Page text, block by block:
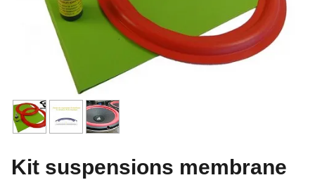
Kit suspensions membrane